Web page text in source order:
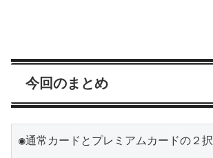
今回のまとめ
◉通常カードとプレミアムカードの２択